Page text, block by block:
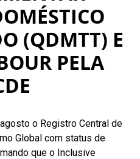
(QDMTT) E
PELA
o Registro Central de
Global com status de
que o Inclusive